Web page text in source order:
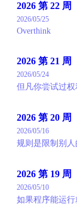
2026 第 22 周
2026/05/25
Overthink
2026 第 21 周
2026/05/24
但凡你尝试过
2026 第 20 周
2026/05/16
规则是限制别
2026 第 19 周
2026/05/10
如果程序能运